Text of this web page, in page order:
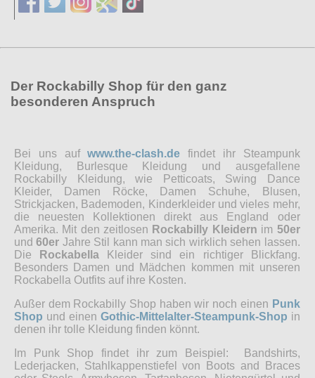
Der Rockabilly Shop für den ganz
besonderen Anspruch
Bei uns aufwww.the-clash.de findet ihr Steampunk
Kleidung, Burlesque Kleidung und ausgefallene
Rockabilly Kleidung, wie Petticoats, Swing Dance
Kleider, Damen Röcke, Damen Schuhe, Blusen,
Strickjacken, Bademoden, Kinderkleider und vieles mehr,
die neuesten Kollektionen direkt aus England oder
Amerika. Mit den zeitlosen Rockabilly Kleidern im 50er
und60er Jahre Stil kann man sich wirklich sehen lassen.
Die
Rockabella Kleider sind ein richtiger Blickfang.
Besonders Damen und Mädchen kommen mit unseren
Rockabella Outfits auf ihre Kosten.
Außer dem Rockabilly Shop haben wir noch einen Punk
Shop und einen Gothic-Mittelalter-Steampunk-Shop in
denen ihr tolle Kleidung finden könnt.
Im Punk Shop findet ihr zum Beispiel: Bandshirts,
Lederjacken, Stahlkappenstiefel von Boots and Braces